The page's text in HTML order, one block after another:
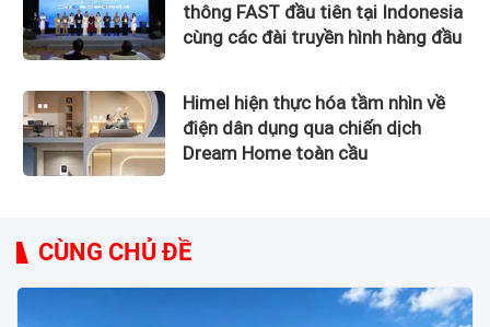
thông FAST đầu tiên tại Indonesia
cùng các đài truyền hình hàng đầu
Himel hiện thực hóa tầm nhìn về
điện dân dụng qua chiến dịch
Dream Home toàn cầu
CÙNG CHỦ ĐỀ